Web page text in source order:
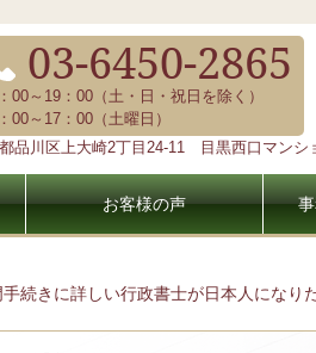
03-6450-2865
00～19：00（土・日・祝日を除く）
00～17：00（土曜日）
品川区上大崎2丁目24-11 目黒西口マン
お客様の声
続きに詳しい行政書士が日本人になり